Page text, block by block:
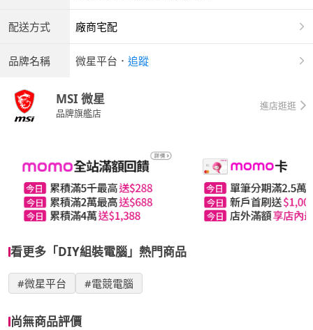
配送方式 廠商宅配
品牌名稱 微星平台 ． 追蹤
MSI 微星
品牌旗艦店
進店逛逛
看更多「DIY組裝電腦」熱門商品
#微星平台 #電競電腦
尚無商品評價